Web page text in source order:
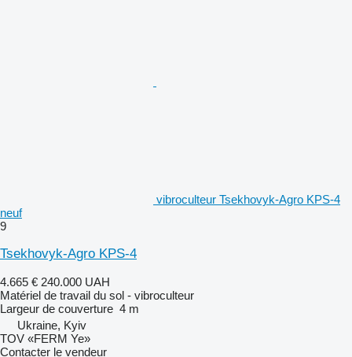
vibroculteur Tsekhovyk-Agro KPS-4
neuf
9
Tsekhovyk-Agro KPS-4
4.665 € 240.000 UAH
Matériel de travail du sol - vibroculteur
Largeur de couverture 4 m
Ukraine, Kyiv
TOV «FERM Ye»
Contacter le vendeur